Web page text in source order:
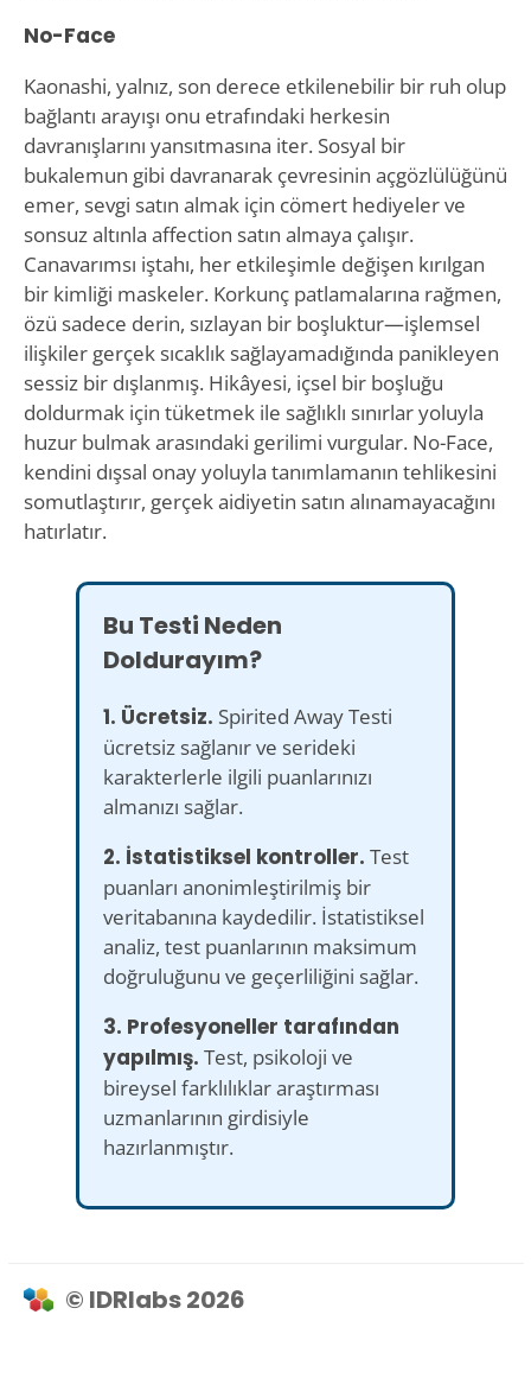
No-Face
Kaonashi, yalnız, son derece etkilenebilir bir ruh olup
bağlantı arayışı onu etrafındaki herkesin
davranışlarını yansıtmasına iter. Sosyal bir
bukalemun gibi davranarak çevresinin açgözlülüğünü
emer, sevgi satın almak için cömert hediyeler ve
sonsuz altınla affection satın almaya çalışır.
Canavarımsı iştahı, her etkileşimle değişen kırılgan
bir kimliği maskeler. Korkunç patlamalarına rağmen,
özü sadece derin, sızlayan bir boşluktur—işlemsel
ilişkiler gerçek sıcaklık sağlayamadığında panikleyen
sessiz bir dışlanmış. Hikâyesi, içsel bir boşluğu
doldurmak için tüketmek ile sağlıklı sınırlar yoluyla
huzur bulmak arasındaki gerilimi vurgular. No-Face,
kendini dışsal onay yoluyla tanımlamanın tehlikesini
somutlaştırır, gerçek aidiyetin satın alınamayacağını
hatırlatır.
Bu Testi Neden
Doldurayım?
1. Ücretsiz. Spirited Away Testi
ücretsiz sağlanır ve serideki
karakterlerle ilgili puanlarınızı
almanızı sağlar.
2. İstatistiksel kontroller. Test
puanları anonimleştirilmiş bir
veritabanına kaydedilir. İstatistiksel
analiz, test puanlarının maksimum
doğruluğunu ve geçerliliğini sağlar.
3. Profesyoneller tarafından
yapılmış. Test, psikoloji ve
bireysel farklılıklar araştırması
uzmanlarının girdisiyle
hazırlanmıştır.
© IDRlabs 2026